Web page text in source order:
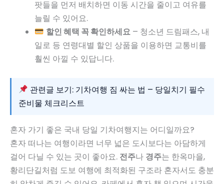
팟들을 먼저 배치하면 이동 시간을 줄이고 여유를
늘릴 수 있어요.
할인 혜택 꼭 확인하세요– 청소년 드림패스, 내
일로 등 연령대별 할인 상품을 이용하면 교통비를
훨씬 아낄 수 있답니다.
관련글 보기: 기차여행 짐 싸는 법 – 당일치기 필수
준비물 체크리스트
혼자 가기 좋은 국내 당일 기차여행지는 어디일까요?
혼자 떠나는 여행이라면 너무 넓은 도시보다는 아담하게
걸어 다닐 수 있는 곳이 좋아요. 전주나 경주는 한옥마을,
황리단길처럼 도보 여행에 최적화된 구조라 혼자서도 충분